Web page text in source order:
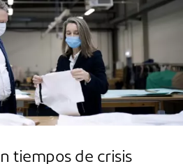
tiempos de crisis